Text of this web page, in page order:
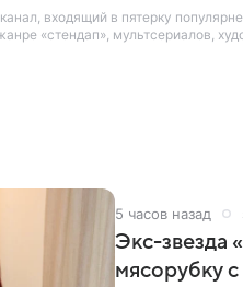
входящий в пятерку
«стендап», мультсериалов,
5 часов назад
Экс-звезда
мясорубку с